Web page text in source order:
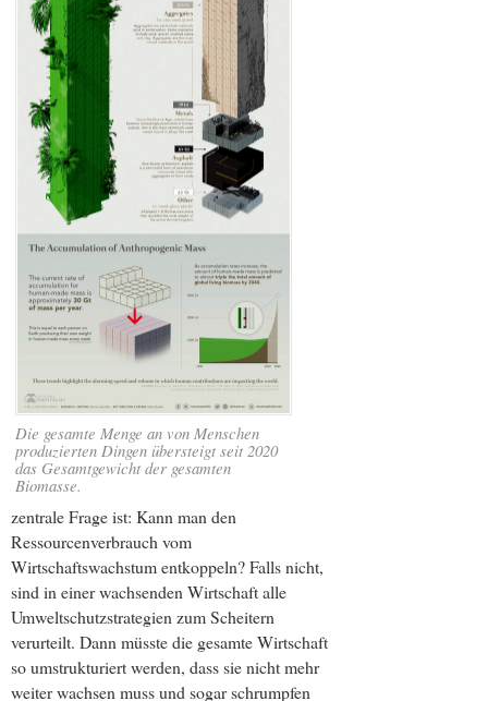
Die gesamte Menge an von Menschen
produzierten Dingen übersteigt seit 2020
das Gesamtgewicht der gesamten
Biomasse.
zentrale Frage ist: Kann man den
Ressourcenverbrauch vom
Wirtschaftswachstum entkoppeln? Falls nicht,
sind in einer wachsenden Wirtschaft alle
Umweltschutzstrategien zum Scheitern
verurteilt. Dann müsste die gesamte Wirtschaft
so umstrukturiert werden, dass sie nicht mehr
weiter wachsen muss und sogar schrumpfen